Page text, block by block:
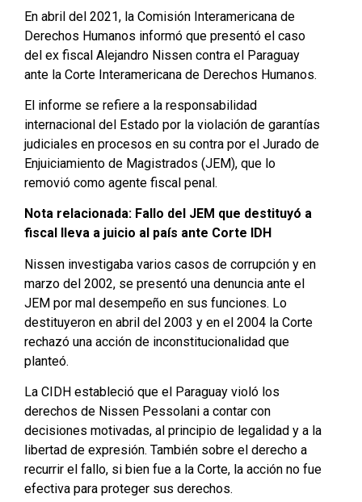
En abril del 2021, la Comisión Interamericana de
Derechos Humanos informó que presentó el caso
del ex fiscal Alejandro Nissen contra el Paraguay
ante la Corte Interamericana de Derechos Humanos.
El informe se refiere a la responsabilidad
internacional del Estado por la violación de garantías
judiciales en procesos en su contra por el Jurado de
Enjuiciamiento de Magistrados (JEM), que lo
removió como agente fiscal penal.
Nota relacionada: Fallo del JEM que destituyó a
fiscal lleva a juicio al país ante Corte IDH
Nissen investigaba varios casos de corrupción y en
marzo del 2002, se presentó una denuncia ante el
JEM por mal desempeño en sus funciones. Lo
destituyeron en abril del 2003 y en el 2004 la Corte
rechazó una acción de inconstitucionalidad que
planteó.
La CIDH estableció que el Paraguay violó los
derechos de Nissen Pessolani a contar con
decisiones motivadas, al principio de legalidad y a la
libertad de expresión. También sobre el derecho a
recurrir el fallo, si bien fue a la Corte, la acción no fue
efectiva para proteger sus derechos.